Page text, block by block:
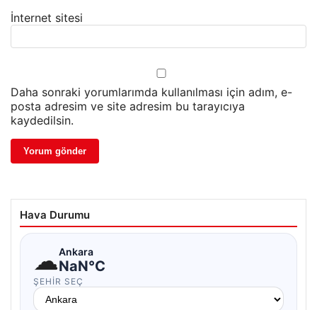
İnternet sitesi
Daha sonraki yorumlarımda kullanılması için adım, e-
posta adresim ve site adresim bu tarayıcıya
kaydedilsin.
Hava Durumu
☁Ankara
NaN°C
ŞEHIR SEÇ